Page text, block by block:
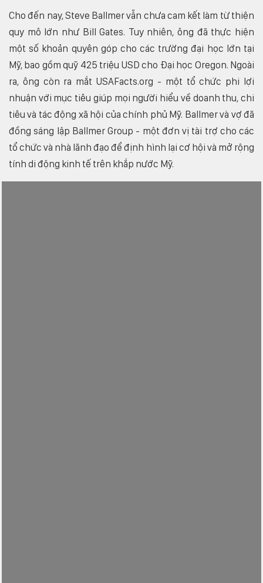
Cho đến nay, Steve Ballmer vẫn chưa cam kết làm từ thiện
quy mô lớn như Bill Gates. Tuy nhiên, ông đã thực hiện
một số khoản quyên góp cho các trường đại học lớn tại
Mỹ, bao gồm quỹ 425 triệu USD cho Đại học Oregon. Ngoài
ra, ông còn ra mắt USAFacts.org - một tổ chức phi lợi
nhuận với mục tiêu giúp mọi người hiểu về doanh thu, chi
tiêu và tác động xã hội của chính phủ Mỹ. Ballmer và vợ đã
đồng sáng lập Ballmer Group - một đơn vị tài trợ cho các
tổ chức và nhà lãnh đạo để định hình lại cơ hội và mở rộng
tính di động kinh tế trên khắp nước Mỹ.